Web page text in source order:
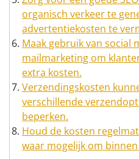
organisch verkeer te
advertentiekosten te
Maak gebruik van social
mailmarketing om
extra kosten.
Verzendingskosten
verschillende
beperken.
Houd de kosten
waar mogelijk om